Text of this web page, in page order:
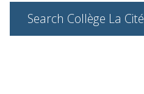
Search Collège La Cité